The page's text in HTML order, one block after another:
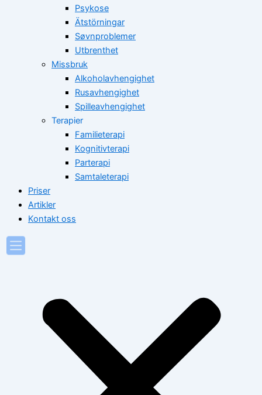
Psykose
Ätstörningar
Søvnproblemer
Utbrenthet
Missbruk
Alkoholavhengighet
Rusavhengighet
Spilleavhengighet
Terapier
Familieterapi
Kognitivterapi
Parterapi
Samtaleterapi
Priser
Artikler
Kontakt oss